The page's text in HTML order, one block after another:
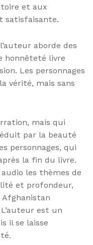
et aux
satisfaisante.
aborde des
honnêteté livre
Les personnages
vérité, mais sans
mais qui
par la beauté
personnages, qui
la fin du livre.
les thèmes de
et profondeur,
Afghanistan
est un
il se laisse